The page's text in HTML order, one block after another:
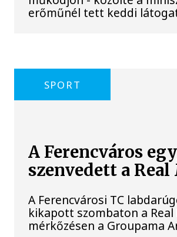
erőműnél tett keddi
SPORT
A Ferencváros
szenvedett a
A Ferencvárosi TC
kikapott szombaton a
mérkőzésen a Groupama